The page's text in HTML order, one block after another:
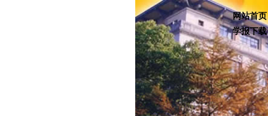
网站首页
学报下载